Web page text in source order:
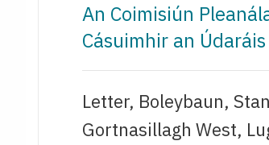
An Coimisiún
Cásuimhir an
Letter, Boleybaun,
Gortnasillagh West,